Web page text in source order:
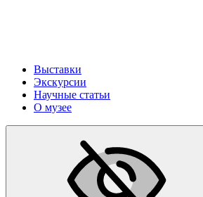
Выставки
Экскурсии
Научные статьи
О музее